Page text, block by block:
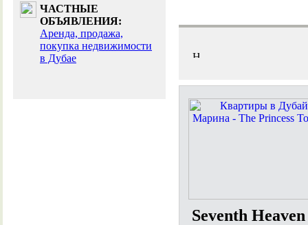
ЧАСТНЫЕ
ОБЪЯВЛЕНИЯ:
Аренда, продажа,
покупка недвижимости
в Дубае
Seventh Heaven